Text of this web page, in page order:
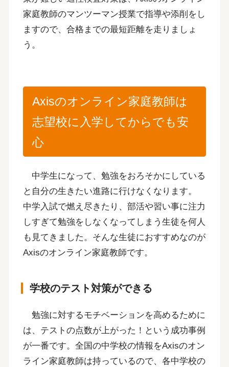
家庭教師のマンツーマン授業で指導や添削をし
ますので、合格までの最短距離を走りましょ
う。
Axisのオンライン家庭教師は
志望校に入学してからでも安
心
中学生になって、勉強をおろそかにしている
と自分の生きたい進路に行けなくなります。
中学入試で燃え尽きたり、部活や習い事に注力
しすぎて勉強をしなくなってしまう生徒を何人
も見てきました。そんな生徒におすすめなのが
Axisのオンライン家庭教師です。
学校のテスト対策ができる
勉強に対するモチベーションを高めるために
は、テストの点数が上がった！という成功事例
が一番です。全国の中学校の情報をAxisのオン
ライン家庭教師は持っているので、各中学校の